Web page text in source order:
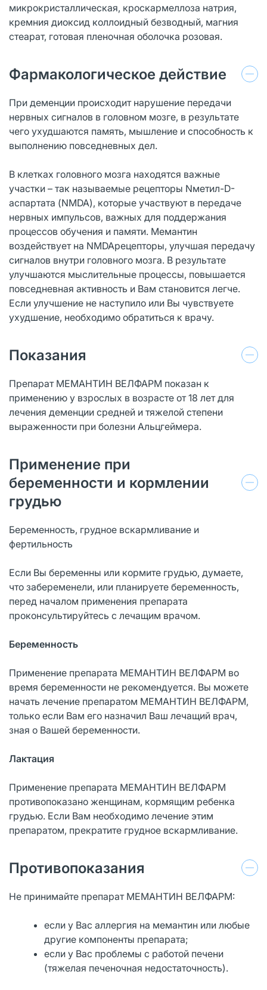
микрокристаллическая, кроскармеллоза натрия,
кремния диоксид коллоидный безводный, магния
стеарат, готовая пленочная оболочка розовая.
Фармакологическое действие
При деменции происходит нарушение передачи
нервных сигналов в головном мозге, в результате
чего ухудшаются память, мышление и способность к
выполнению повседневных дел.
В клетках головного мозга находятся важные
участки – так называемые рецепторы Nметил-D-
аспартата (NMDA), которые участвуют в передаче
нервных импульсов, важных для поддержания
процессов обучения и памяти. Мемантин
воздействует на NMDAрецепторы, улучшая передачу
сигналов внутри головного мозга. В результате
улучшаются мыслительные процессы, повышается
повседневная активность и Вам становится легче.
Если улучшение не наступило или Вы чувствуете
ухудшение, необходимо обратиться к врачу.
Показания
Препарат МЕМАНТИН ВЕЛФАРМ показан к
применению у взрослых в возрасте от 18 лет для
лечения деменции средней и тяжелой степени
выраженности при болезни Альцгеймера.
Применение при
беременности и кормлении
грудью
Беременность, грудное вскармливание и
фертильность
Если Вы беременны или кормите грудью, думаете,
что забеременели, или планируете беременность,
перед началом применения препарата
проконсультируйтесь с лечащим врачом.
Беременность
Применение препарата МЕМАНТИН ВЕЛФАРМ во
время беременности не рекомендуется. Вы можете
начать лечение препаратом МЕМАНТИН ВЕЛФАРМ,
только если Вам его назначил Ваш лечащий врач,
зная о Вашей беременности.
Лактация
Применение препарата МЕМАНТИН ВЕЛФАРМ
противопоказано женщинам, кормящим ребенка
грудью. Если Вам необходимо лечение этим
препаратом, прекратите грудное вскармливание.
Противопоказания
Не принимайте препарат МЕМАНТИН ВЕЛФАРМ:
если у Вас аллергия на мемантин или любые
другие компоненты препарата;
если у Вас проблемы с работой печени
(тяжелая печеночная недостаточность).